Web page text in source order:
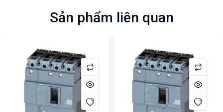
Sản phẩm liên quan